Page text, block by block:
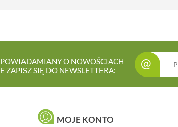
POWIADAMIANY O NOWOŚCIACH
ZAPISZ SIĘ DO NEWSLETTERA:
@
MOJE KONTO